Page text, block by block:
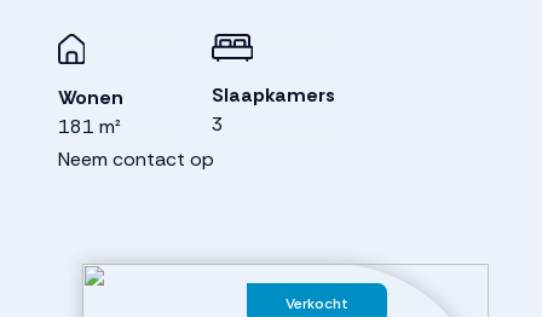
Verkocht
Wonen
181 m²
Slaapkamers
3
Neem contact op